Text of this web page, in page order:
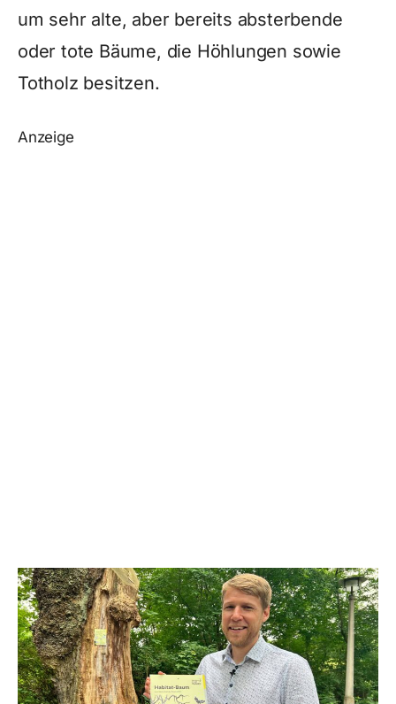
um sehr alte, aber bereits absterbende
oder tote Bäume, die Höhlungen sowie
Totholz besitzen.
Anzeige